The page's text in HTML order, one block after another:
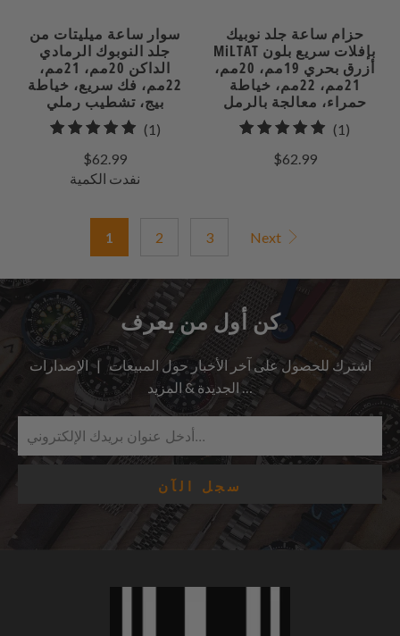
سوار ساعة ميليتات من
جلد النوبوك الرمادي
الداكن 20مم، 21مم،
22مم، فك سريع، خياطة
بيج، تشطيب رملي
(1)1
$62.99
نفدت الكمية
حزام ساعة جلد نوبيك
MiLTAT بإفلات سريع بلون
أزرق بحري 19مم، 20مم،
21مم، 22مم، خياطة
حمراء، معالجة بالرمل
(1)
$62.99
1 2 3 Next
كن أول من يعرف
اشترك للحصول على آخر الأخبار حول المبيعات | الإصدارات
الجديدة & المزيد …